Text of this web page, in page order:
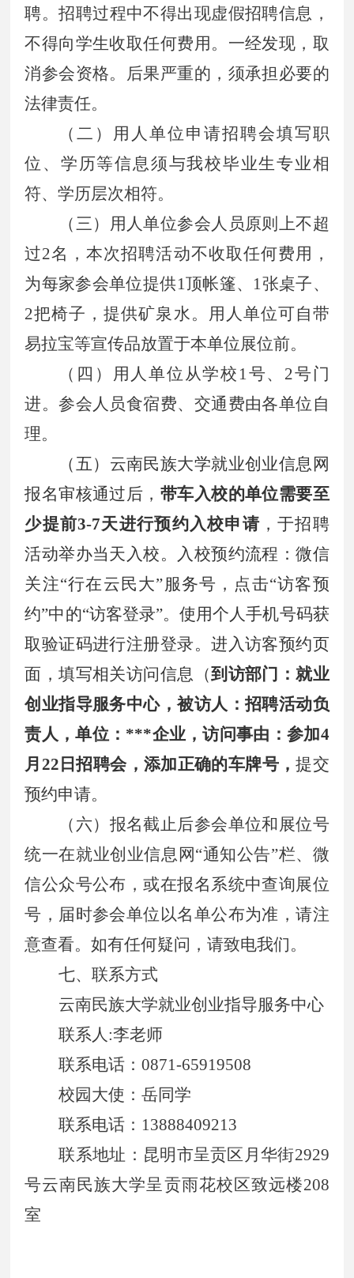
聘。招聘过程中不得出现虚假招聘信息，
不得向学生收取任何费用。一经发现，取
消参会资格。后果严重的，须承担必要的
法律责任。
（二）用人单位申请招聘会填写职
位、学历等信息须与我校毕业生专业相
符、学历层次相符。
（三）用人单位参会人员原则上不超
过2名，本次招聘活动不收取任何费用，
为每家参会单位提供1顶帐篷、1张桌子、
2把椅子，提供矿泉水。用人单位可自带
易拉宝等宣传品放置于本单位展位前。
（四）用人单位从学校1号、2号门
进。参会人员食宿费、交通费由各单位自
理。
（五）云南民族大学就业创业信息网
报名审核通过后， 带车入校的单位需要至
少提前3-7天进行预约入校申请，于招聘
活动举办当天入校。入校预约流程：微信
关注“行在云民大”服务号，点击“访客预
约”中的“访客登录”。使用个人手机号码获
取验证码进行注册登录。进入访客预约页
面，填写相关访问信息（到访部门：就业
创业指导服务中心，被访人：招聘活动负
责人，单位：***企业，访问事由：参加4
月22日招聘会，添加正确的车牌号，提交
预约申请。
（六）报名截止后参会单位和展位号
统一在就业创业信息网“通知公告”栏、微
信公众号公布，或在报名系统中查询展位
号，届时参会单位以名单公布为准，请注
意查看。如有任何疑问，请致电我们。
七、联系方式
云南民族大学就业创业指导服务中心
联系人:李老师
联系电话：0871-65919508
校园大使：岳同学
联系电话：13888409213
联系地址：昆明市呈贡区月华街2929
号云南民族大学呈贡雨花校区致远楼208
室